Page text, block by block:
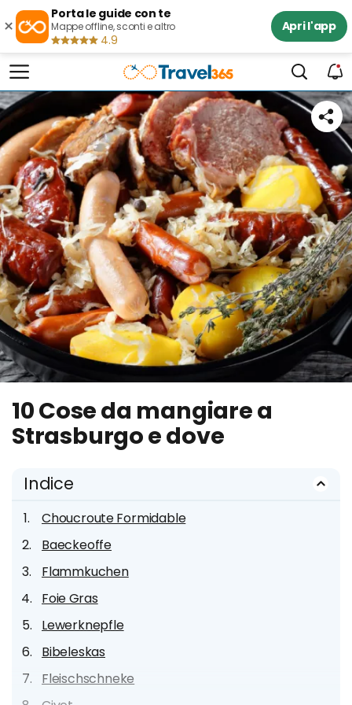
×
Porta le guide con te
Mappe offline, sconti e altro
4.9
Apri l'app
10 Cose da mangiare a
Strasburgo e dove
Indice
Choucroute Formidable
Baeckeoffe
Flammkuchen
Foie Gras
Lewerknepfle
Bibeleskas
Fleischschneke